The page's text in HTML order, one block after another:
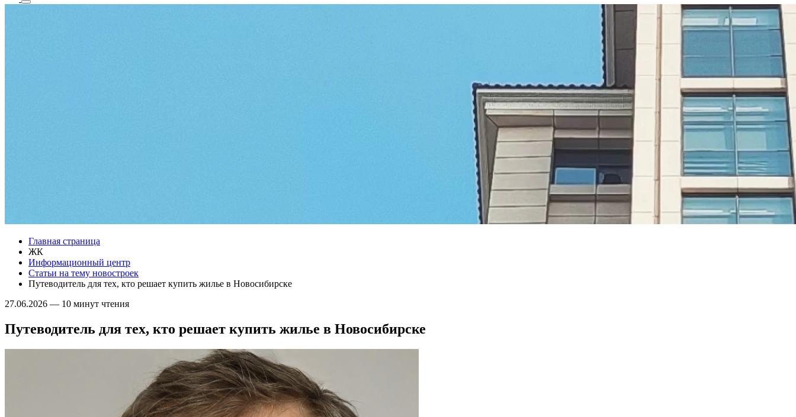
Главная страница
ЖК
Информационный центр
Статьи на тему новостроек
Путеводитель для тех, кто решает купить жилье в Новосибирске
27.06.2026 — 10 минут чтения
Путеводитель для тех, кто решает купить жилье в Новосибирске